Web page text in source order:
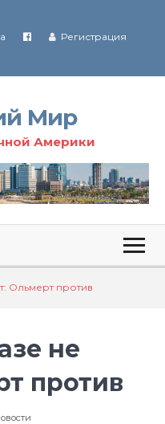
в Иране
Регистрация
Мир
Америки
Ольмерт против
не
против